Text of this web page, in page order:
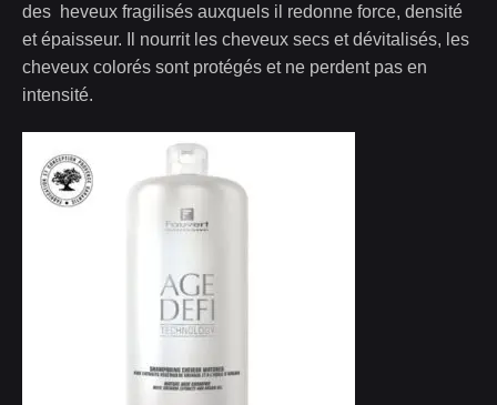
des heveux fragilisés auxquels il redonne force, densité
et épaisseur. Il nourrit les cheveux secs et dévitalisés, les
cheveux colorés sont protégés et ne perdent pas en
intensité.